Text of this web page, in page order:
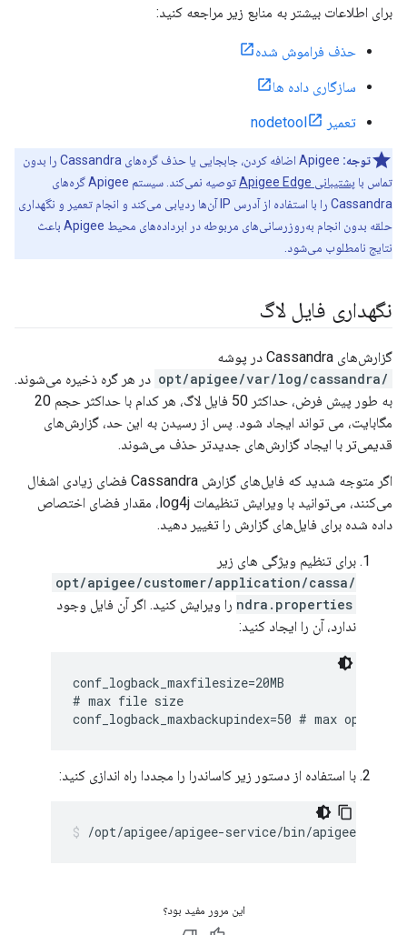
برای اطلاعات بیشتر به منابع زیر مراجعه کنید:
حذف فراموش شده
سازگاری داده ها
تعمیر nodetool
توجه:
Apigee اضافه کردن، جابجایی یا حذف گره‌های Cassandra را بدون
تماس با پشتیبانی Apigee Edge
توصیه نمی‌کند. سیستم Apigee گره‌های
Cassandra را با استفاده از آدرس IP آن‌ها ردیابی می‌کند و انجام تعمیر و نگهداری
حلقه بدون انجام به‌روزرسانی‌های مربوطه در ابرداده‌های محیط Apigee باعث
نتایج نامطلوب می‌شود.
نگهداری فایل لاگ
گزارش‌های Cassandra در پوشه
/opt/apigee/var/log/cassandra
در هر گره ذخیره می‌شوند.
به طور پیش فرض، حداکثر 50 فایل لاگ، هر کدام با حداکثر حجم 20
مگابایت، می تواند ایجاد شود. پس از رسیدن به این حد، گزارش‌های
قدیمی‌تر با ایجاد گزارش‌های جدیدتر حذف می‌شوند.
اگر متوجه شدید که فایل‌های گزارش Cassandra فضای زیادی اشغال
می‌کنند، می‌توانید با ویرایش تنظیمات log4j، مقدار فضای اختصاص
داده شده برای فایل‌های گزارش را تغییر دهید.
برای تنظیم ویژگی های زیر
/opt/apigee/customer/application/cassa
ndra.properties را ویرایش کنید. اگر آن فایل وجود
ندارد، آن را ایجاد کنید:
conf_logback_maxfilesize=20MB
# max file size
conf_logback_maxbackupindex=50 # max open
با استفاده از دستور زیر کاساندرا را مجددا راه اندازی کنید:
/opt/apigee/apigee-service/bin/apigee-
این مرور مفید بود؟